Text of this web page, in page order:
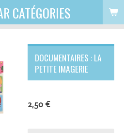
CATÉGORIES
DOCUMENTAIRES : LA
PETITE IMAGERIE
2,50 €